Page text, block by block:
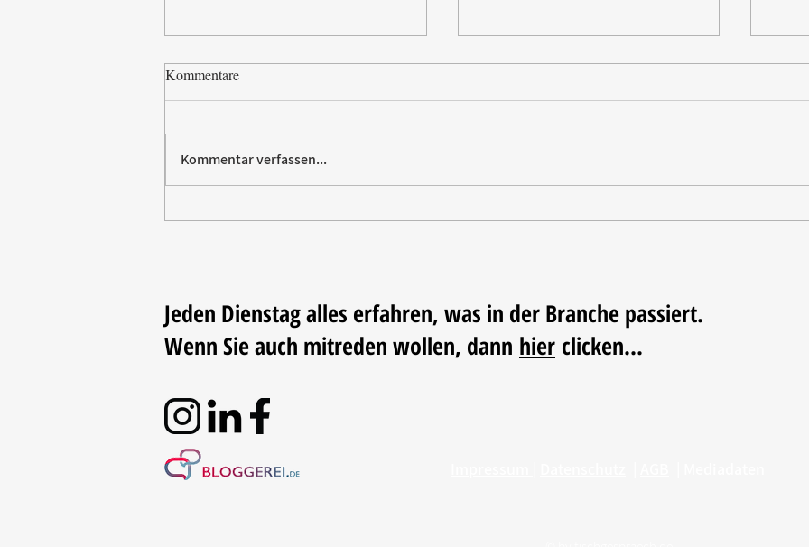
Villeroy & Boch erhält SBTi-
Vom
Kommentare
Kommentar verfassen...
Jeden Dienstag alles erfahren, was in der Branche passiert.
Wenn Sie auch mitreden wollen, dann hier clicken...